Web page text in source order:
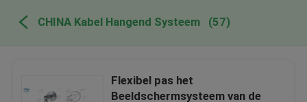
CHINA Kabel Hangend Systeem (57)
Flexibel pas het
Beeldschermsysteem van de